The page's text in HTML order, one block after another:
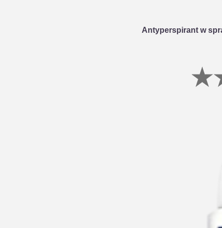
Antyperspirant w